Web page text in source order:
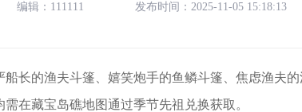
编辑：111111 发布时间：2025-11-05 15:18:13
长的渔夫斗篷、嬉笑炮手的鱼鳞斗篷、焦虑渔夫
在藏宝岛礁地图通过季节先祖兑换获取。